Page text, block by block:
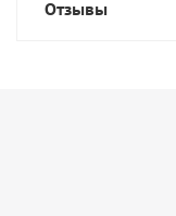
Отзывы